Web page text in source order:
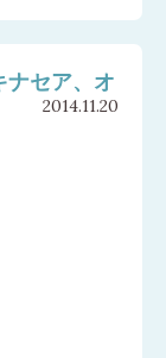
ナセア、オ
2014.11.20